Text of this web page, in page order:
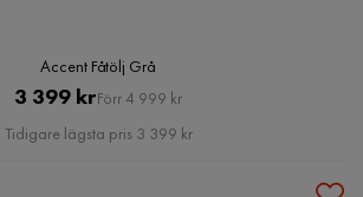
Accent Fåtölj Grå
Pris
3 399 krOriginal
Pris
Förr 4 999 kr
Tidigare lägsta pris 3 399 kr